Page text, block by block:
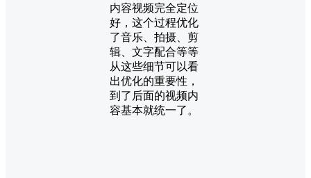
内容视频完全定位
好，这个过程优化
了音乐、拍摄、剪
辑、文字配合等等
从这些细节可以看
出优化的重要性，
到了后面的视频内
容基本就统一了。